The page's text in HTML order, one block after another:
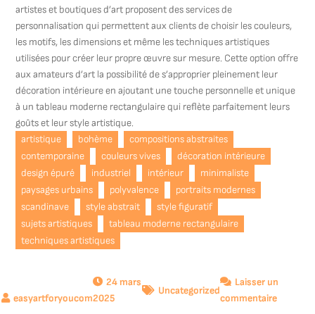
artistes et boutiques d’art proposent des services de
personnalisation qui permettent aux clients de choisir les couleurs,
les motifs, les dimensions et même les techniques artistiques
utilisées pour créer leur propre œuvre sur mesure. Cette option offre
aux amateurs d’art la possibilité de s’approprier pleinement leur
décoration intérieure en ajoutant une touche personnelle et unique
à un tableau moderne rectangulaire qui reflète parfaitement leurs
goûts et leur style artistique.
artistique
bohème
compositions abstraites
contemporaine
couleurs vives
décoration intérieure
design épuré
industriel intérieur
minimaliste
paysages urbains
polyvalence
portraits modernes
scandinave
style abstrait
style figuratif
sujets artistiques
tableau moderne rectangulaire
techniques artistiques
24 mars
2025
Uncategorized
Laisser un
commentairesur